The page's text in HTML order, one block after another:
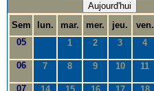
Aujourd'hui
Sem
lun. mar. mer. jeu. ven.
05
1 2 3 4
06 7 8 9 10 11
07